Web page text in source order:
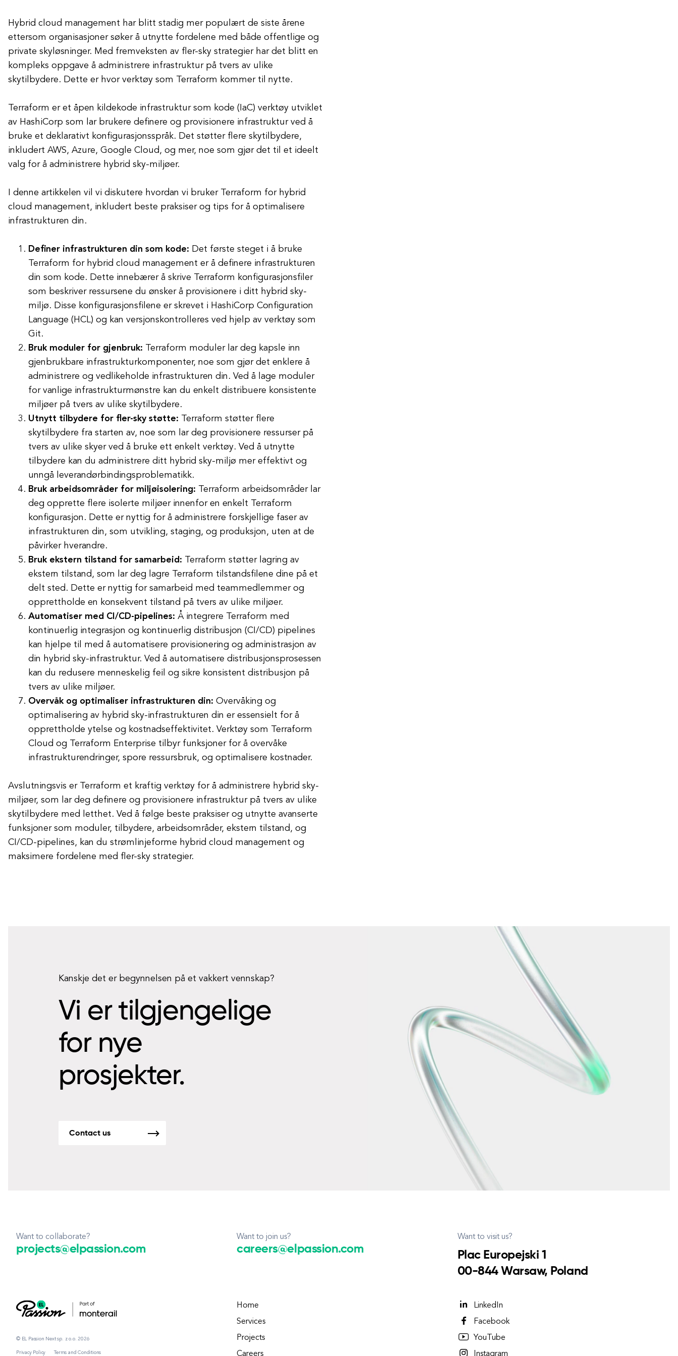
Hybrid cloud management har blitt stadig mer populært de siste årene
ettersom organisasjoner søker å utnytte fordelene med både offentlige og
private skyløsninger. Med fremveksten av fler-sky strategier har det blitt en
kompleks oppgave å administrere infrastruktur på tvers av ulike
skytilbydere. Dette er hvor verktøy som Terraform kommer til nytte.
Terraform er et åpen kildekode infrastruktur som kode (IaC) verktøy utviklet
av HashiCorp som lar brukere definere og provisionere infrastruktur ved å
bruke et deklarativt konfigurasjonsspråk. Det støtter flere skytilbydere,
inkludert AWS, Azure, Google Cloud, og mer, noe som gjør det til et ideelt
valg for å administrere hybrid sky-miljøer.
I denne artikkelen vil vi diskutere hvordan vi bruker Terraform for hybrid
cloud management, inkludert beste praksiser og tips for å optimalisere
infrastrukturen din.
Definer infrastrukturen din som kode: Det første steget i å bruke
Terraform for hybrid cloud management er å definere infrastrukturen
din som kode. Dette innebærer å skrive Terraform konfigurasjonsfiler
som beskriver ressursene du ønsker å provisionere i ditt hybrid sky-
miljø. Disse konfigurasjonsfilene er skrevet i HashiCorp Configuration
Language (HCL) og kan versjonskontrolleres ved hjelp av verktøy som
Git.
Bruk moduler for gjenbruk: Terraform moduler lar deg kapsle inn
gjenbrukbare infrastrukturkomponenter, noe som gjør det enklere å
administrere og vedlikeholde infrastrukturen din. Ved å lage moduler
for vanlige infrastrukturmønstre kan du enkelt distribuere konsistente
miljøer på tvers av ulike skytilbydere.
Utnytt tilbydere for fler-sky støtte: Terraform støtter flere
skytilbydere fra starten av, noe som lar deg provisionere ressurser på
tvers av ulike skyer ved å bruke ett enkelt verktøy. Ved å utnytte
tilbydere kan du administrere ditt hybrid sky-miljø mer effektivt og
unngå leverandørbindingsproblematikk.
Bruk arbeidsområder for miljøisolering: Terraform arbeidsområder lar
deg opprette flere isolerte miljøer innenfor en enkelt Terraform
konfigurasjon. Dette er nyttig for å administrere forskjellige faser av
infrastrukturen din, som utvikling, staging, og produksjon, uten at de
påvirker hverandre.
Bruk ekstern tilstand for samarbeid: Terraform støtter lagring av
ekstern tilstand, som lar deg lagre Terraform tilstandsfilene dine på et
delt sted. Dette er nyttig for samarbeid med teammedlemmer og
opprettholde en konsekvent tilstand på tvers av ulike miljøer.
Automatiser med CI/CD-pipelines: Å integrere Terraform med
kontinuerlig integrasjon og kontinuerlig distribusjon (CI/CD) pipelines
kan hjelpe til med å automatisere provisionering og administrasjon av
din hybrid sky-infrastruktur. Ved å automatisere distribusjonsprosessen
kan du redusere menneskelig feil og sikre konsistent distribusjon på
tvers av ulike miljøer.
Overvåk og optimaliser infrastrukturen din: Overvåking og
optimalisering av hybrid sky-infrastrukturen din er essensielt for å
opprettholde ytelse og kostnadseffektivitet. Verktøy som Terraform
Cloud og Terraform Enterprise tilbyr funksjoner for å overvåke
infrastrukturendringer, spore ressursbruk, og optimalisere kostnader.
Avslutningsvis er Terraform et kraftig verktøy for å administrere hybrid sky-
miljøer, som lar deg definere og provisionere infrastruktur på tvers av ulike
skytilbydere med letthet. Ved å følge beste praksiser og utnytte avanserte
funksjoner som moduler, tilbydere, arbeidsområder, ekstern tilstand, og
CI/CD-pipelines, kan du strømlinjeforme hybrid cloud management og
maksimere fordelene med fler-sky strategier.
Kanskje det er begynnelsen på et vakkert vennskap?
Vi er tilgjengelige
for nye
prosjekter.
Contact us
Want to collaborate?
projects@elpassion.com
Want to join us?
careers@elpassion.com
Want to visit us?
Plac Europejski 1
00-844 Warsaw, Poland
© EL Passion Next sp. z o.o. 2026
Privacy Policy Terms and Conditions
Home
Services
Projects
Careers
LinkedIn
Facebook
YouTube
Instagram